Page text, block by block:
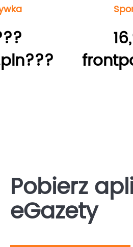
Pobierz
eGazety